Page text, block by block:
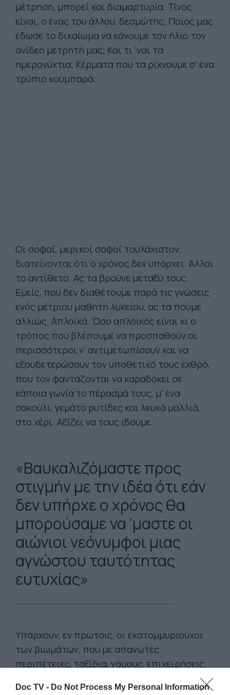
Doc TV - Do Not Process My Personal Information
μέτρηση, μπορεί και διαμαρτυρία. Τίνος
είναι, ο ένας του άλλου, δεσμώτης; Ποιος μας
έδωσε το δικαίωμα να κάνουμε τον ήλιο τον
ανίδεο μετρητή μας; Και τι ’ναι τα
ημερονύχτια; Κέρματα που τα ρίχνουμε σ’ ένα
τρύπιο κουμπαρά;
Οι σοφοί, μερικοί σοφοί τουλάχιστον,
διατείνονται ότι ο χρόνος δεν υπάρχει. Άλλοι
το αντίθετο. Ας τα βρούνε μεταξύ τους.
Εμείς, που δεν διαθέτουμε παρά τις γνώσεις
ενός μέτριου μαθητή λυκείου, ας τα πούμε
αλλιώς. Απλοϊκά. Όσο απλοϊκός είναι κι ο
τρόπος που βλέπουμε να προσπαθούν οι
περισσότεροι ν’ αντιμετωπίσουν και να
εξουδετερώσουν τον υποθετικό τους εχθρό,
που τον φαντάζονται να καραδοκεί σε
κάποια γωνία το πέρασμά τους, μ’ ένα
σακούλι, γεμάτο ρυτίδες και λευκά μαλλιά,
στο χέρι. Αξίζει να τους ιδούμε.
«Bαυκαλιζόμαστε προς
στιγμήν με την ιδέα ότι εάν
δεν υπήρχε ο χρόνος θα
μπορούσαμε να ’μαστε οι
αιώνιοι νεόνυμφοι μιας
αγνώστου ταυτότητας
ευτυχίας»
Υπάρχουν, εν πρώτοις, οι εκατομμυριούχοι
των βιωμάτων, που με απανωτές
περιπέτειες, ταξίδια, γάμους, επιχειρήσεις,
παρόμοια ζητούν να τον γεμίσουν, να τον